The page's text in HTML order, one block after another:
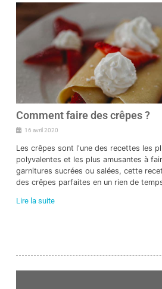
Comment faire des crêpes ?
16 avril 2020
Les crêpes sont l'une des recettes les
polyvalentes et les plus amusantes à
garnitures sucrées ou salées, cette
des crêpes parfaites en un rien de
Lire la suite